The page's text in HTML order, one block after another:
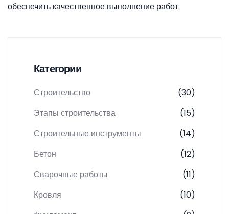
обеспечить качественное выполнение работ.
Категории
Строительство
(30)
Этапы строительства
(15)
Строительные инструменты
(14)
Бетон
(12)
Сварочные работы
(11)
Кровля
(10)